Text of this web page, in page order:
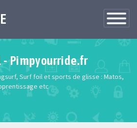
Toggle
- Pimpyourride.fr
Surf foil et sports de glisse : Matos,
etc